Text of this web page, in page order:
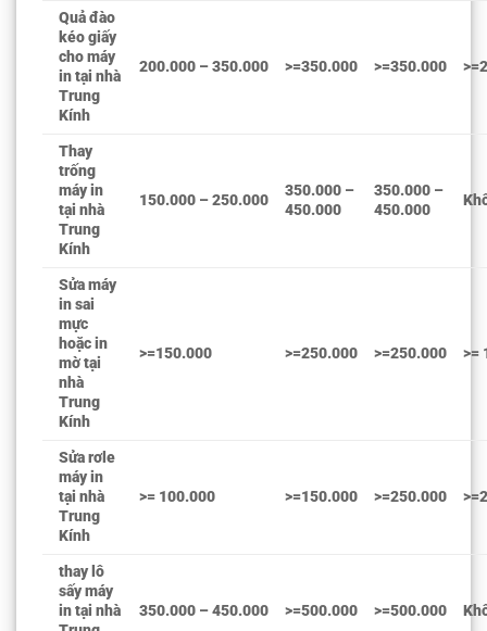
Quả đào
kéo giấy
cho máy
in tại nhà
Trung
Kính
200.000 – 350.000 >=350.000 >=350.000
Thay
trống
máy in
tại nhà
Trung
Kính
150.000 – 250.000
350.000 –
450.000
350.000 –
450.000
Sửa máy
in sai
mực
hoặc in
mờ tại
nhà
Trung
Kính
>=150.000 >=250.000 >=250.000 >=
Sửa rơle
máy in
tại nhà
Trung
Kính
>= 100.000 >=150.000 >=250.000
thay lô
sấy máy
in tại nhà
350.000 – 450.000 >=500.000 >=500.000